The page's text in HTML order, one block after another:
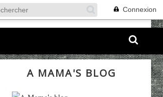
Connexion
A MAMA'S BLOG